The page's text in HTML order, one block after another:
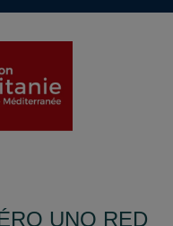
UNO RED